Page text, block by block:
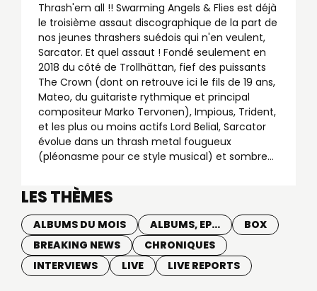
Thrash'em all !! Swarming Angels & Flies est déjà
le troisième assaut discographique de la part de
nos jeunes thrashers suédois qui n'en veulent,
Sarcator. Et quel assaut ! Fondé seulement en
2018 du côté de Trollhättan, fief des puissants
The Crown (dont on retrouve ici le fils de 19 ans,
Mateo, du guitariste rythmique et principal
compositeur Marko Tervonen), Impious, Trident,
et les plus ou moins actifs Lord Belial, Sarcator
évolue dans un thrash metal fougueux
(pléonasme pour ce style musical) et sombre...
LES THÈMES
ALBUMS DU MOIS ALBUMS, EP...
BOX
BREAKING NEWS
CHRONIQUES
INTERVIEWS
LIVE LIVE REPORTS